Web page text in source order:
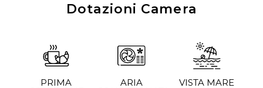
Dotazioni Camera
PRIMA
ARIA
VISTA MARE